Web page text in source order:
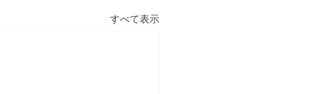
すべて表示